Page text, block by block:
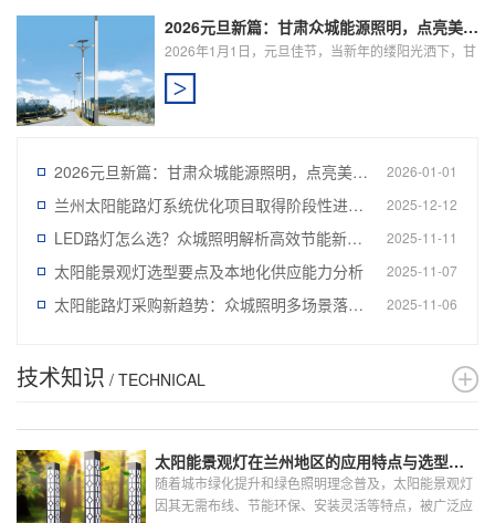
2026元旦新篇：甘肃众城能源照明，点亮美好未来之光
2026年1月1日，元旦佳节，当新年的缕阳光洒下，甘
肃众城能源照明工程有限公司也迎来了新的起点与希
望...
2026元旦新篇：甘肃众城能源照明，点亮美好未来之光 2026-01-01
兰州太阳能路灯系统优化项目取得阶段性进展，众城能源完善本地化服务响应机制 2025-12-12
LED路灯怎么选？众城照明解析高效节能新趋势 2025-11-11
太阳能景观灯选型要点及本地化供应能力分析 2025-11-07
太阳能路灯采购新趋势：众城照明多场景落地实践值得关注 2025-11-06
技术知识 / TECHNICAL
高原城市照明升级：兰州智慧路灯节能控制策略解析
在兰州"两山夹一河"的特殊地貌中，传统路灯系统面临
能耗高、维护难、响应慢三大痛点。兰州智慧路灯通过
集成单灯控制器与物联网通信模块，实现了从粗...
在兰州新区智慧城市建设中，太阳能路灯的应用规模年
均增长40%以上。许多市政单位发现，掌握兰州太阳能
学制定兰州太阳...
太阳能路灯安装步骤与接线要点解析
同样的灯杆高度，同样的阴雨天数，太阳能路灯安装方
“电池容量...
太阳能景观灯在兰州地区的应用特点与选型建议
随着城市绿化提升和绿色照明理念普及，太阳能景观灯
因其无需布线、节能环保、安装灵活等特点，被广泛应
用于公园、广场、住宅小区、滨河步道及文旅景区等场
所。在兰州，受高...